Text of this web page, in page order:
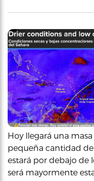
Hoy llegará una
pequeña cantidad
estará por debajo de
será mayormente